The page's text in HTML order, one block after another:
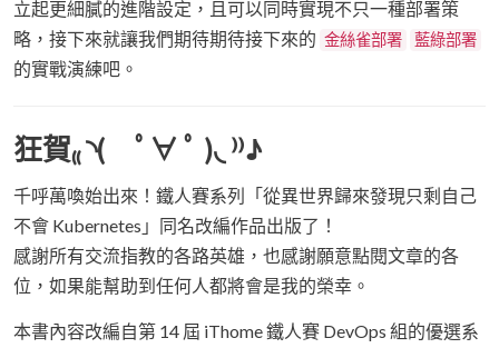
立起更細膩的進階設定，且可以同時實現不只一種部署策
略，接下來就讓我們期待期待接下來的 金絲雀部署 藍綠部署
的實戰演練吧。
狂賀₍₍ ◝( ﾟ∀ ﾟ )◟ ⁾⁾♪
千呼萬喚始出來！鐵人賽系列「從異世界歸來發現只剩自己
不會 Kubernetes」同名改編作品出版了！
感謝所有交流指教的各路英雄，也感謝願意點閱文章的各
位，如果能幫助到任何人都將會是我的榮幸。
本書內容改編自第 14 屆 iThome 鐵人賽 DevOps 組的優選系